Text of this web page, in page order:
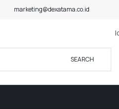
marketing@dexatama.co.id
SEARCH